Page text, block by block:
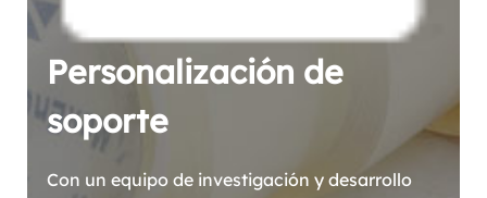
Personalización de
soporte
Con un equipo de investigación y desarrollo